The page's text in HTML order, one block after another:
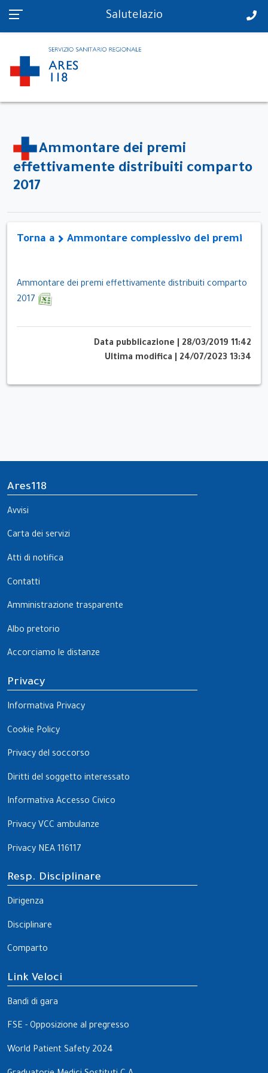
PS in tempo reale Salutelazio
Ammontare dei premi
effettivamente distribuiti comparto
2017
Torna a Ammontare complessivo dei premi
Ammontare dei premi effettivamente distribuiti comparto
2017
Data pubblicazione
28/03/2019 11:42
Ultima modifica
24/07/2023 13:34
Ares118
Avvisi
Carta dei servizi
Atti di notifica
Contatti
Amministrazione trasparente
Albo pretorio
Accorciamo le distanze
Privacy
Informativa Privacy
Cookie Policy
Privacy del soccorso
Diritti del soggetto interessato
Informativa Accesso Civico
Privacy VCC ambulanze
Privacy NEA 116117
Resp. Disciplinare
Dirigenza
Disciplinare
Comparto
Link Veloci
Bandi di gara
FSE - Opposizione al pregresso
World Patient Safety 2024